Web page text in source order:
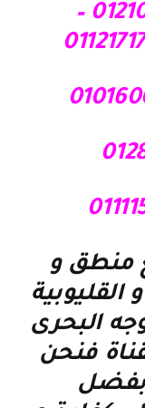
موبيل : – 01210403676 –
منطق و
القليوبية
البحرى
فنحن
بفضل